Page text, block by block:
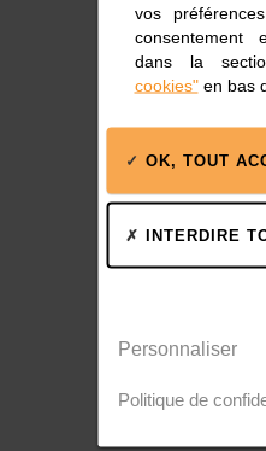
Poulies,
vos
consentement
dans la
cookies"en bas
OK, TOUT
INTERDIRE
Personnaliser
Politique de